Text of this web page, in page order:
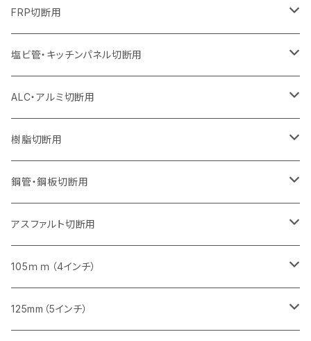
セグメント（特殊凸凹加工チップ）
セグメントタイプ
セグメント
セグメント（特殊凸凹加工チップ）
355mm（14インチ）
セグメント
セグメント（特殊凸凹加工チップ）
ウェーブタイプ
セグメントタイプ
305mm（12インチ）
セグメント
セグメント（特殊凸凹加工チップ）
355mm（14インチ）
セグメント
セグメント（特殊凸凹加工チップ）
セグメントタイプ
255mm（10インチ）
セグメントタイプ（一般道路カッター用
305mm（12インチ）
セグメントタイプ
セグメントタイプ（一般道路カッター用
355mm（14インチ）
セグメントタイプ
セグメントタイプ（一般道路カッター用
405mm（16インチ）
セグメントタイプ
セグメントタイプ（一般道路カッター用
455mm（18インチ）
セグメント（一般道路カッター用
セグメントタイプ
230mm（9インチ）
セグメントタイプ
305mm（12インチ）
セグメントタイプ
埋設鋳鉄管工事対応タイプ
355mm（14インチ）
セグメントタイプ
埋設鋳鉄管工事対応タイプ
405mm（16インチ）
セグメントタイプ
埋設鋳鉄管工事対応タイプ
ウェーブタイプ
セグメントタイプ
ウェーブタイプ
205mm（8インチ）
セグメントタイプ
ウェーブタイプ
230mm（9インチ）
セグメントタイプ
ウェーブタイプ
255mm（10インチ）
セグメントタイプ
セグメントタイプ（一般道路カッター用
305mm（12インチ）
セグメント
セグメント（特殊凸凹加工チップ）
355mm（14インチ）
セグメント
セグメント（特殊凸凹加工チップ）
405mm（16インチ）
セグメント
セグメント（一般道路カッター用
473mm（18インチ）
セグメント（一般道路カッター用
セグメントタイプ
150mm（6インチ）
セグメントタイプ
180mm（7インチ）
セグメントタイプ
205mm（8インチ）
セグメントタイプ
230mm（9インチ）
セグメントタイプ
255mm（10インチ）
セグメントタイプ
305mm（12インチ）
セグメント
セグメント（特殊凸凹加工チップ）
355mm（14インチ）
セグメント
405mm（16インチ）
セグメントタイプ
355mm（14インチ）
セグメントタイプ
405mm（16インチ）
セグメントタイプ
105mm（4インチ）
FRP切断用
125ｍｍ（5インチ）
塩ビ管・キッチンパネル切断用
125ｍｍ（5インチ）
ALC・アルミ切断用
305mm（12インチ）
砥石（補強綱入り）
355mm（14インチ）
砥石（補強綱入り）
樹脂切断用
305mm（12インチ）
砥石（補強綱入り）
355mm（14インチ）
砥石（補強綱入り）
鋼管・鋼板切断用
305mm（12インチ）
砥石（補強綱入り）
355mm（14インチ）
砥石（補強綱入り）
アスファルト切断用
255ｍｍ（10インチ）
一般道路カッター用
305ｍｍ（12インチ）
105ｍｍ（4インチ）
タイル切断用
125mm（5インチ）